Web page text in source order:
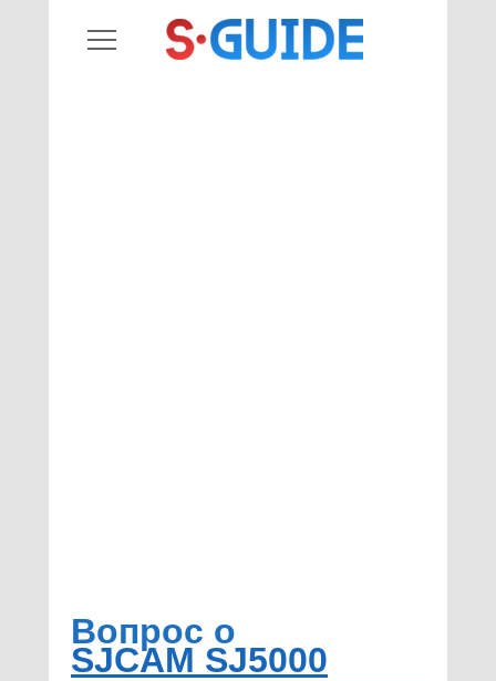
Вопрос о
SJCAM SJ5000